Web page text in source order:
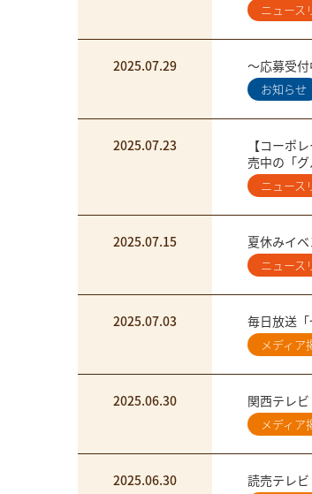
ニュース
2025.07.29 ～応募受
お知らせ
2025.07.23
【コーポ
売中の「
ニュース
2025.07.15 夏休みイ
ニュース
2025.07.03 毎日放送
メディア
2025.06.30 関西テレビ
メディア
2025.06.30 読売テレビ